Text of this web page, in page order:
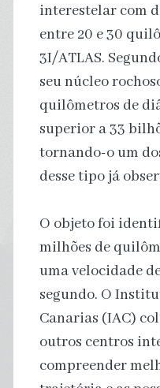
interestelar com
entre 20 e 30
3I/ATLAS.
seu núcleo
quilômetros de
superior a 33
tornando-o um
desse tipo já
O objeto foi
milhões de
uma velocidade
segundo. O
Canarias (IAC)
outros centros
compreender